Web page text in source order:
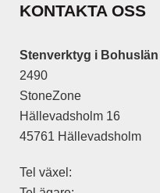
KONTAKTA OSS
Stenverktyg i Bohuslän
2490
StoneZone
Hällevadsholm 16
45761 Hällevadsholm
Tel växel: